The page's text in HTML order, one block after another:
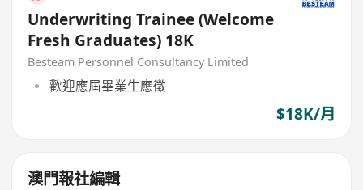
Underwriting Trainee (Welcome
Fresh Graduates) 18K
Besteam Personnel Consultancy Limited
歡迎應屆畢業生應徵
$18K/月
澳門報社編輯